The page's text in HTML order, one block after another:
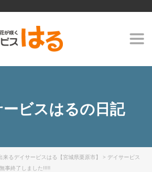
ビスはるの日記
るデイサービスはる【宮城県栗原市】 > デイサービス
無事終了しました!!!!!